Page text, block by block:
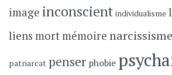
image inconscient individualisme
liens mortmémoire narcissisme
patriarcat penser phobie